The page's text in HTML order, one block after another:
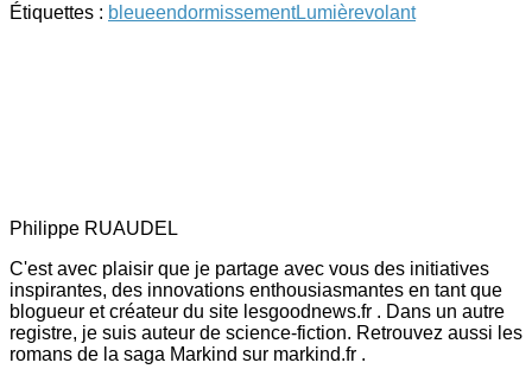
Étiquettes : bleueendormissementLumièrevolant
Philippe RUAUDEL
C'est avec plaisir que je partage avec vous des initiatives
inspirantes, des innovations enthousiasmantes en tant que
blogueur et créateur du site lesgoodnews.fr . Dans un autre
registre, je suis auteur de science-fiction. Retrouvez aussi les
romans de la saga Markind sur markind.fr .